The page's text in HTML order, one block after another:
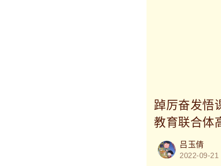
踔厉奋发悟
教育联合体
吕玉倩
2022-09-21